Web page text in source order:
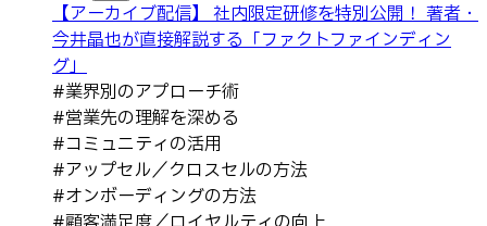
【アーカイブ配信】 社内限定研修を特別公開！ 著者・
今井晶也が直接解説する「ファクトファインディン
グ」
#業界別のアプローチ術
#営業先の理解を深める
#コミュニティの活用
#アップセル／クロスセルの方法
#オンボーディングの方法